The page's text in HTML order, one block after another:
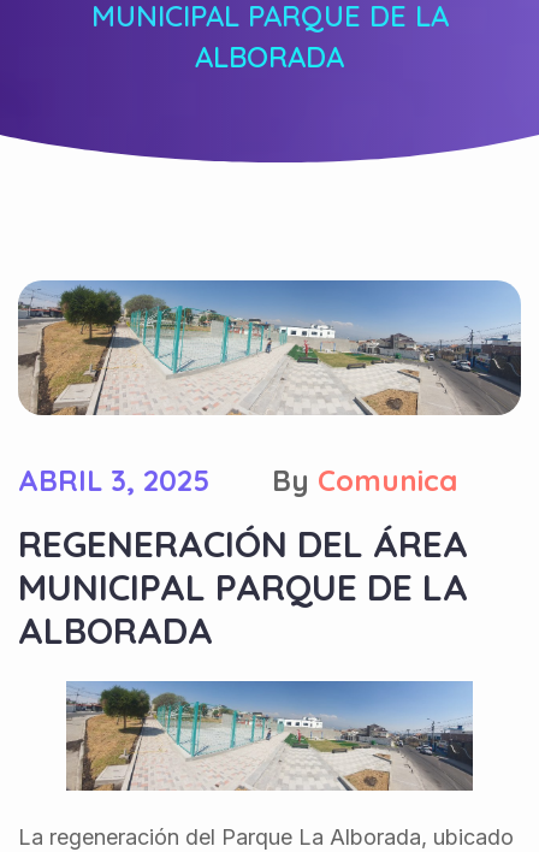
MUNICIPAL PARQUE DE LA
ALBORADA
ABRIL 3, 2025 By Comunica
REGENERACIÓN DEL ÁREA
MUNICIPAL PARQUE DE LA
ALBORADA
La regeneración del Parque La Alborada, ubicado